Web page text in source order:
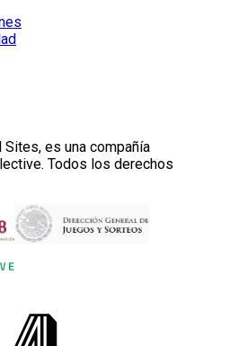
es una compañía
Todos los derechos